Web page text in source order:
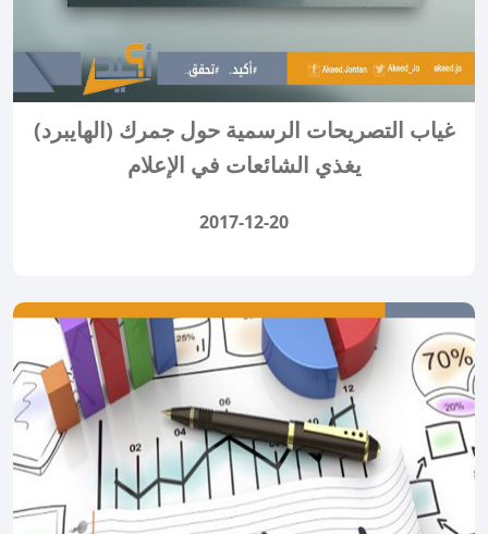
غياب التصريحات الرسمية حول جمرك (الهايبرد)
يغذي الشائعات في الإعلام
2017-12-20